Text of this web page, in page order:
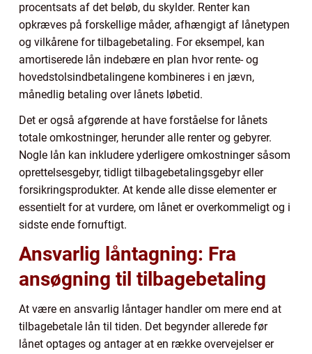
procentsats af det beløb, du skylder. Renter kan
opkræves på forskellige måder, afhængigt af lånetypen
og vilkårene for tilbagebetaling. For eksempel, kan
amortiserede lån indebære en plan hvor rente- og
hovedstolsindbetalingene kombineres i en jævn,
månedlig betaling over lånets løbetid.
Det er også afgørende at have forståelse for lånets
totale omkostninger, herunder alle renter og gebyrer.
Nogle lån kan inkludere yderligere omkostninger såsom
oprettelsesgebyr, tidligt tilbagebetalingsgebyr eller
forsikringsprodukter. At kende alle disse elementer er
essentielt for at vurdere, om lånet er overkommeligt og i
sidste ende fornuftigt.
Ansvarlig låntagning: Fra
ansøgning til tilbagebetaling
At være en ansvarlig låntager handler om mere end at
tilbagebetale lån til tiden. Det begynder allerede før
lånet optages og antager at en række overvejelser er